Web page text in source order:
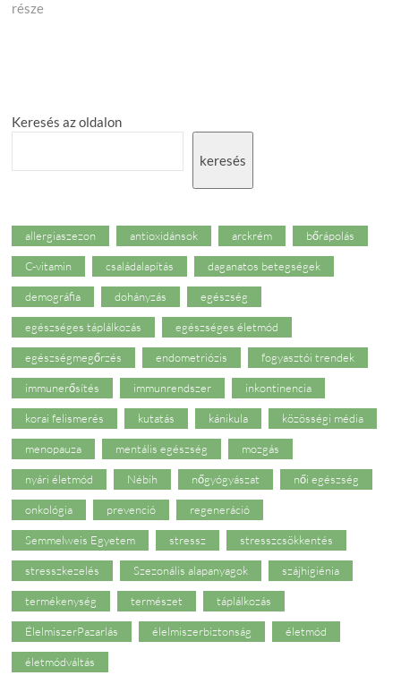
része
Keresés az oldalon
keresés
allergiaszezon antioxidánsok arckrém bőrápolás
C-vitamin családalapítás daganatos betegségek
demográfia dohányzás egészség
egészséges táplálkozás egészséges életmód
egészségmegőrzés endometriózis fogyasztói trendek
immunerősítés immunrendszer inkontinencia
korai felismerés kutatás kánikula közösségi média
menopauza mentális egészség mozgás
nyári életmód Nébih nőgyógyászat női egészség
onkológia prevenció regeneráció
Semmelweis Egyetem stressz stresszcsökkentés
stresszkezelés Szezonális alapanyagok szájhigiénia
termékenység természet táplálkozás
ÉlelmiszerPazarlás élelmiszerbiztonság életmód
életmódváltás